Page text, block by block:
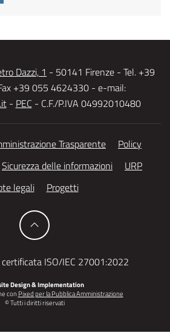
Dazzi, 1 - 50141 Firenze - Tel. +39
+39 055 4624330 - e-mail:
- PEC - C.F./P.IVA 04992010480
Trasparente
Policy
Sicurezza delle informazioni
URP
legali
Progetti
certificata ISO/IEC 27001:2022
Design & Implementation
conPixed per la Pubblica Amministrazione
© Tutti i diritti riservati